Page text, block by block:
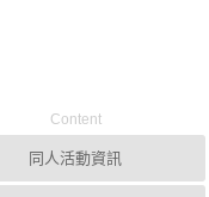
Content
同人活動資訊